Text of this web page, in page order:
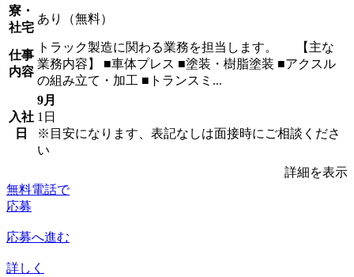
寮・
社宅
あり（無料）
仕事
内容
トラック製造に関わる業務を担当します。 【主な
業務内容】 ■車体プレス ■塗装・樹脂塗装 ■アクスル
の組み立て・加工 ■トランスミ...
入社
日
9月
1日
※目安になります、表記なしは面接時にご相談くださ
い
詳細を表示
無料電話で
応募
応募へ進む
詳しく